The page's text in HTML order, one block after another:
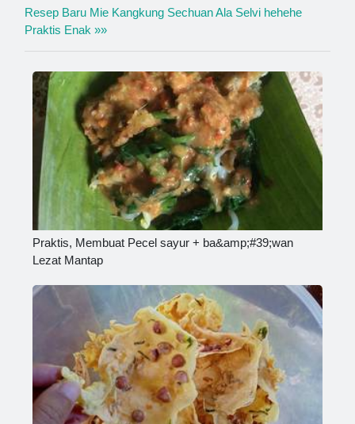
Resep Baru Mie Kangkung Sechuan Ala Selvi hehehe
Praktis Enak »»
Praktis, Membuat Pecel sayur + ba&amp;#39;wan
Lezat Mantap